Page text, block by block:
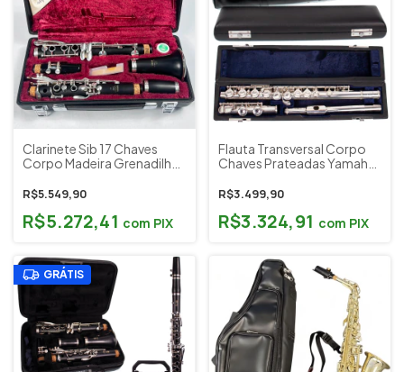
Clarinete Sib 17 Chaves
Corpo Madeira Grenadilha
Estojo Original
R$5.549,90
R$5.272,41 com PIX
Flauta Transversal Corpo
Chaves Prateadas Yamaha
Original Cód. 220
R$3.499,90
R$3.324,91 com PIX
GRÁTIS